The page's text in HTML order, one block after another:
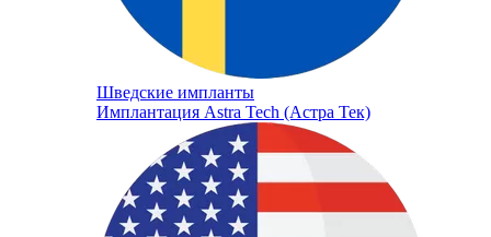
Шведские импланты
Имплантация Astra Tech (Астра Тек)